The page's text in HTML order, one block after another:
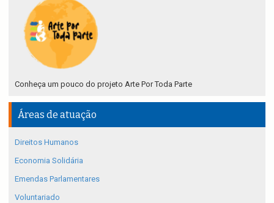
Conheça um pouco do projeto Arte Por Toda Parte
Áreas de atuação
Direitos Humanos
Economia Solidária
Emendas Parlamentares
Voluntariado